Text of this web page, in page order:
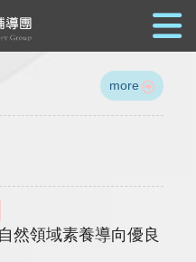
more
然領域素養導向優良